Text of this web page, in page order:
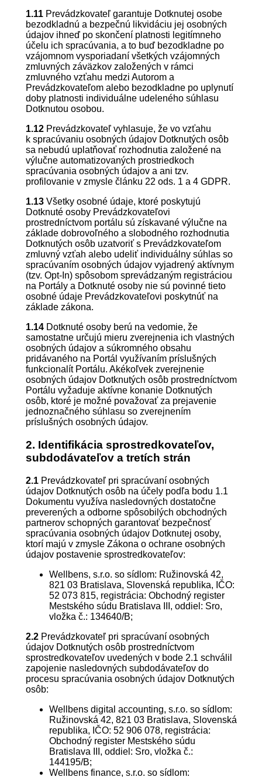
1.11Prevádzkovateľ garantuje Dotknutej osobe
bezodkladnú a bezpečnú likvidáciu jej osobných
údajov ihneď po skončení platnosti legitímneho
účelu ich spracúvania, a to buď bezodkladne po
vzájomnom vysporiadaní všetkých vzájomných
zmluvných záväzkov založených v rámci
zmluvného vzťahu medzi Autorom a
Prevádzkovateľom alebo bezodkladne po uplynutí
doby platnosti individuálne udeleného súhlasu
Dotknutou osobou.
1.12Prevádzkovateľ vyhlasuje, že vo vzťahu
k spracúvaniu osobných údajov Dotknutých osôb
sa nebudú uplatňovať rozhodnutia založené na
výlučne automatizovaných prostriedkoch
spracúvania osobných údajov a ani tzv.
profilovanie v zmysle článku 22 ods. 1 a 4 GDPR.
1.13Všetky osobné údaje, ktoré poskytujú
Dotknuté osoby Prevádzkovateľovi
prostredníctvom portálu sú získavané výlučne na
základe dobrovoľného a slobodného rozhodnutia
Dotknutých osôb uzatvoriť s Prevádzkovateľom
zmluvný vzťah alebo udeliť individuálny súhlas so
spracúvaním osobných údajov vyjadrený aktívnym
(tzv. Opt-In) spôsobom sprevádzaným registráciou
na Portály a Dotknuté osoby nie sú povinné tieto
osobné údaje Prevádzkovateľovi poskytnúť na
základe zákona.
1.14Dotknuté osoby berú na vedomie, že
samostatne určujú mieru zverejnenia ich vlastných
osobných údajov a súkromného obsahu
pridávaného na Portál využívaním príslušných
funkcionalít Portálu. Akékoľvek zverejnenie
osobných údajov Dotknutých osôb prostredníctvom
Portálu vyžaduje aktívne konanie Dotknutých
osôb, ktoré je možné považovať za prejavenie
jednoznačného súhlasu so zverejnením
príslušných osobných údajov.
2. Identifikácia sprostredkovateľov,
subdodávateľov a tretích strán
2.1Prevádzkovateľ pri spracúvaní osobných
údajov Dotknutých osôb na účely podľa bodu 1.1
Dokumentu využíva nasledovných dostatočne
preverených a odborne spôsobilých obchodných
partnerov schopných garantovať bezpečnosť
spracúvania osobných údajov Dotknutej osoby,
ktorí majú v zmysle Zákona o ochrane osobných
údajov postavenie sprostredkovateľov:
Wellbens, s.r.o. so sídlom: Ružinovská 42,
821 03 Bratislava, Slovenská republika, IČO:
52 073 815, registrácia: Obchodný register
Mestského súdu Bratislava III, oddiel: Sro,
vložka č.: 134640/B;
2.2Prevádzkovateľ pri spracúvaní osobných
údajov Dotknutých osôb prostredníctvom
sprostredkovateľov uvedených v bode 2.1 schválil
zapojenie nasledovných subdodávateľov do
procesu spracúvania osobných údajov Dotknutých
osôb:
Wellbens digital accounting, s.r.o. so sídlom:
Ružinovská 42, 821 03 Bratislava, Slovenská
republika, IČO: 52 906 078, registrácia:
Obchodný register Mestského súdu
Bratislava III, oddiel: Sro, vložka č.:
144195/B;
Wellbens finance, s.r.o. so sídlom: